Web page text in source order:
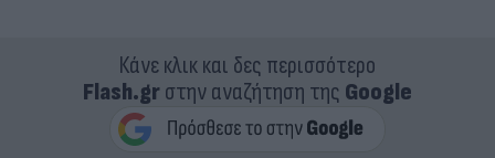
Κάνε κλικ και δες περισσότερο
Flash.grστην αναζήτηση της Google